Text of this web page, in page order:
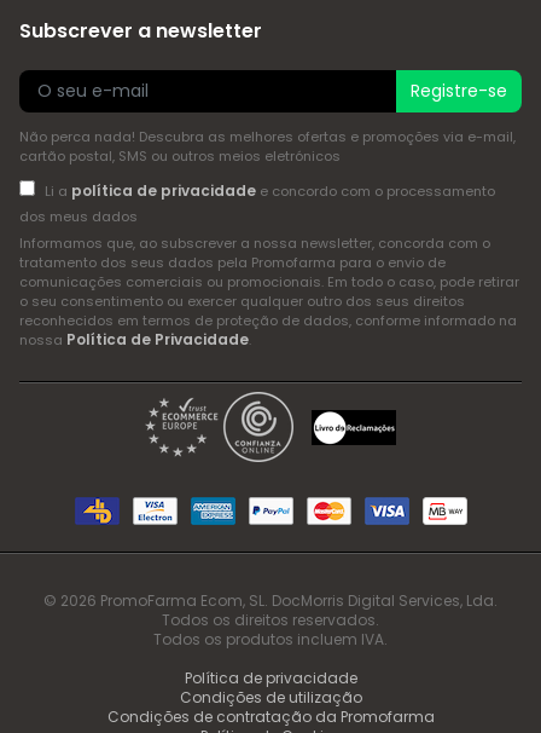
Subscrever a newsletter
Registre-se
Não perca nada! Descubra as melhores ofertas e promoções via e-mail,
cartão postal, SMS ou outros meios eletrónicos
Li a política de privacidadee concordo com o processamento
dos meus dados
Informamos que, ao subscrever a nossa newsletter, concorda com o
tratamento dos seus dados pela Promofarma para o envio de
comunicações comerciais ou promocionais. Em todo o caso, pode retirar
o seu consentimento ou exercer qualquer outro dos seus direitos
reconhecidos em termos de proteção de dados, conforme informado na
nossa Política de Privacidade.
© 2026 PromoFarma Ecom, SL. DocMorris Digital Services, Lda.
Todos os direitos reservados.
Todos os produtos incluem IVA.
Política de privacidade
Condições de utilização
Condições de contratação da Promofarma